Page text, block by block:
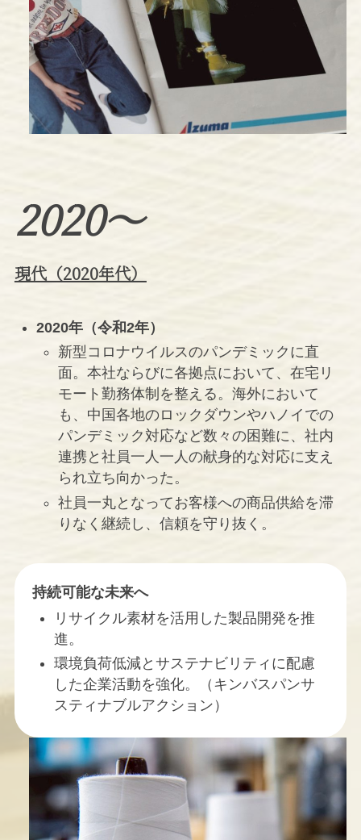
2020〜
現代（2020年代）
2020年（令和2年）
新型コロナウイルスのパンデミックに直
面。本社ならびに各拠点において、在宅リ
モート勤務体制を整える。海外において
も、中国各地のロックダウンやハノイでの
パンデミック対応など数々の困難に、社内
連携と社員一人一人の献身的な対応に支え
られ立ち向かった。
社員一丸となってお客様への商品供給を滞
りなく継続し、信頼を守り抜く。
持続可能な未来へ
リサイクル素材を活用した製品開発を推
進。
環境負荷低減とサステナビリティに配慮
した企業活動を強化。（キンバスパンサ
スティナブルアクション）